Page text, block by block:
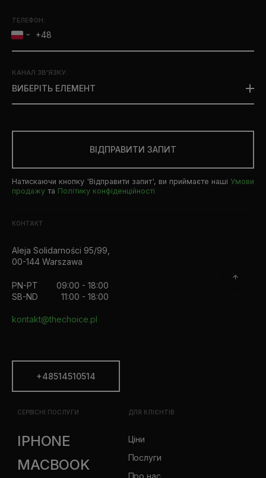
ТЕЛЕФОН:
КАНАЛ ЗВ'ЯЗКУ:
ВИБЕРІТЬ ЕЛЕМЕНТ
ВІДПРАВИТИ ЗАПИТ
Натискаючи кнопку 'Відправити запит', ви приймаєте наші Умови
продажута Політику конфіденційності
КОНТАКТ
Aleja Solidarności 95/99,
00-144 Warszawa
PN-PT
09:00 - 18:00
SB-ND
11:00 - 18:00
kontakt@thechoice.pl
+48514510514
СЕРВІСНІ ПОСЛУГИ
IPHONE
MACBOOK
ДЛЯ КЛІЄНТІВ
Ціни
Послуги
Про нас